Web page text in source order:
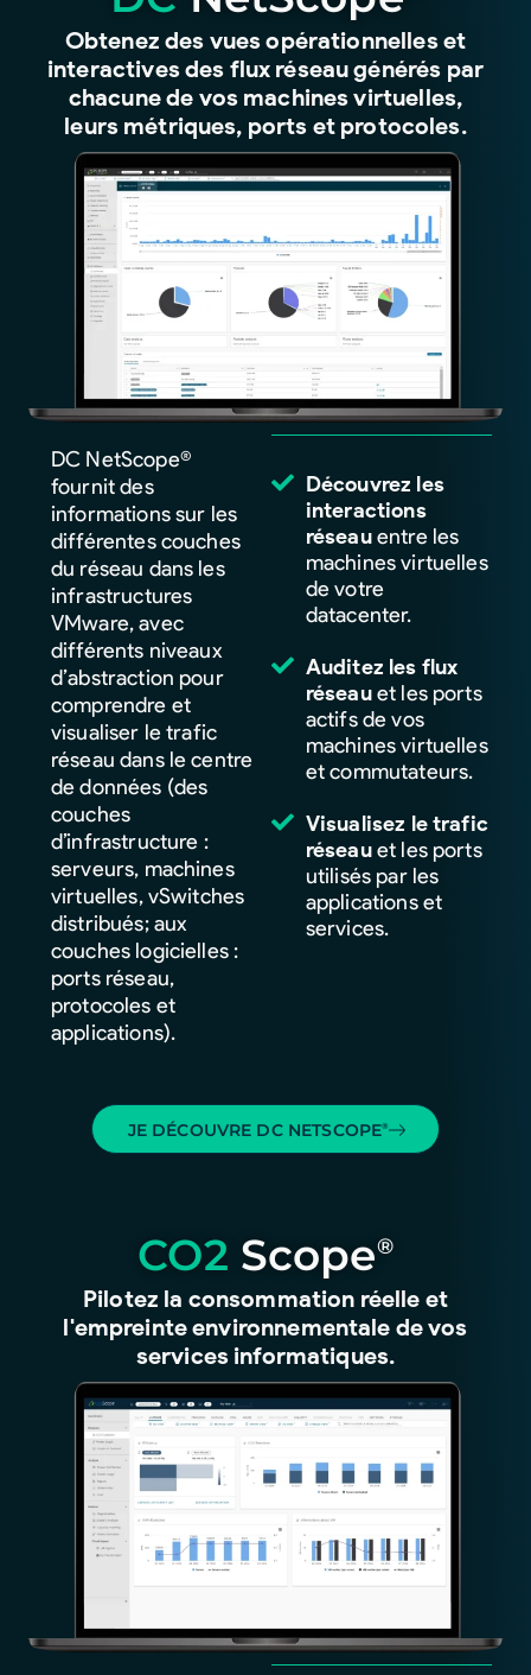
Obtenez des vues opérationnelles et
interactives des flux réseau générés par
chacune de vos machines virtuelles,
leurs métriques, ports et protocoles.
DC NetScope®
fournit des
informations sur les
différentes couches
du réseau dans les
infrastructures
VMware, avec
différents niveaux
d’abstraction pour
comprendre et
visualiser le trafic
réseau dans le centre
de données (des
couches
d’infrastructure :
serveurs, machines
virtuelles, vSwitches
distribués; aux
couches logicielles :
ports réseau,
protocoles et
applications).
Découvrez les
interactions
réseauentre les
machines virtuelles
de votre
datacenter.
Auditez les flux
réseauet les ports
actifs de vos
machines virtuelles
et commutateurs.
Visualisez le trafic
réseauet les ports
utilisés par les
applications et
services.
JE DÉCOUVRE DC NETSCOPE®
CO2 Scope®
Pilotez la consommation réelle et
l'empreinte environnementale de vos
services informatiques.